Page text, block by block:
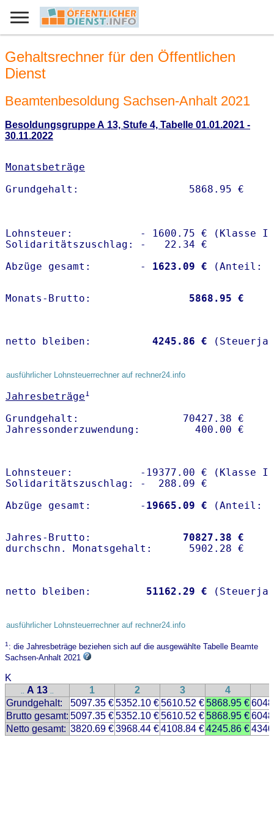
Gehaltsrechner für den Öffentlichen
Dienst
Beamtenbesoldung Sachsen-Anhalt 2021
Besoldungsgruppe A 13, Stufe 4, Tabelle 01.01.2021 -
30.11.2022
Monatsbeträge
Lohnsteuer:           - 1600.75 € (Klasse I)
Solidaritätszuschlag: -   22.34 €
Abzüge gesamt:        -
1623.09 €
Monats-Brutto: 5868.95 €
netto bleiben: 4245.86 €
ausführlicher Lohnsteuerrechner auf rechner24.info
Jahresbeträge1
Grundgehalt:                 70427.38 €
Lohnsteuer:           -19377.00 € (Klasse I)
Solidaritätszuschlag: -  288.09 €
Abzüge gesamt:        - 19665.09 €
Jahres-Brutto: 70827.38 €
netto bleiben: 51162.29 €
ausführlicher Lohnsteuerrechner auf rechner24.info
1: die Jahresbeträge beziehen sich auf die ausgewählte Tabelle Beamte
Sachsen-Anhalt 2021
K
.. A 13 .. 1 2 3 4
Grundgehalt:
5097.35 €5352.10 €5610.52 €5868.95 €
Brutto gesamt: 5097.35 €5352.10 €5610.52 €5868.95 €
Netto gesamt: 3820.69 €3968.44 €4108.84 €4245.86 €